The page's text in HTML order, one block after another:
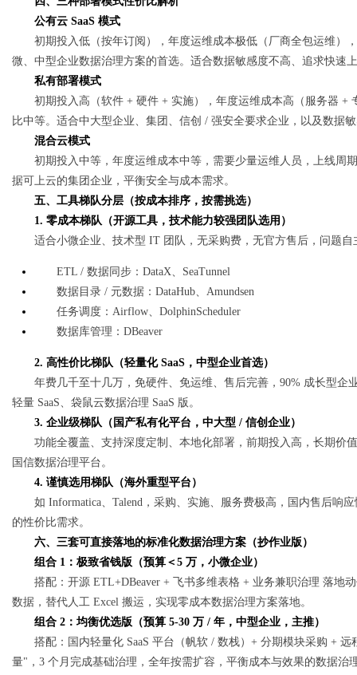
公有云 SaaS 模式
初期投入低（按年订阅），年度运维成本极低（厂商全包运维）
微、中型企业数据治理方案的首选。适合数据敏感度不高、追求快速
私有部署模式
初期投入高（软件 + 硬件 + 实施），年度运维成本高（服务器 +
比中等。适合中大型企业、集团、信创 / 强安全要求企业，以及数据
混合云模式
初期投入中等，年度运维成本中等，需要少量运维人员，上线周
据可上云的集团企业，平衡安全与成本需求。
五、工具梯队分层（按成本排序，按需挑选）
1. 零成本梯队（开源工具，技术能力较强团队选用）
适合小微企业、技术型 IT 团队，无采购费，无官方售后，问题
ETL / 数据同步：DataX、SeaTunnel
数据目录 / 元数据：DataHub、Amundsen
任务调度：Airflow、DolphinScheduler
数据库管理：DBeaver
2. 高性价比梯队（轻量化 SaaS，中型企业首选）
年费几千至十几万，免硬件、免运维、售后完善，90% 成长型企
轻量 SaaS、袋鼠云数据治理 SaaS 版。
3. 企业级梯队（国产私有化平台，中大型 / 信创企业）
功能全覆盖、支持深度定制、本地化部署，前期投入高，长期价
国信数据治理平台。
4. 谨慎选用梯队（海外重型平台）
如 Informatica、Talend，采购、实施、服务费极高，国内售后响
的性价比需求。
六、三套可直接落地的标准化数据治理方案（抄作业版）
组合 1：极致省钱版（预算＜5 万，小微企业）
搭配：开源 ETL+DBeaver + 飞书多维表格 + 业务兼职治理 落地
数据，替代人工 Excel 搬运，实现零成本数据治理方案落地。
组合 2：均衡优选版（预算 5-30 万 / 年，中型企业，主推）
搭配：国内轻量化 SaaS 平台（帆软 / 数栈）+ 分期模块采购 +
量"，3 个月完成基础治理，全年按需扩容，平衡成本与效果的数据治